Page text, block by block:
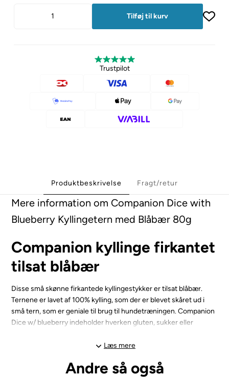
Trustpilot
Produktbeskrivelse Fragt/retur
Mere information om Companion Dice with
Blueberry Kyllingetern med Blåbær 80g
Companion kyllinge firkantet
tilsat blåbær
Disse små skønne firkantede kyllingestykker er tilsat blåbær.
Ternene er lavet af 100% kylling, som der er blevet skåret ud i
små tern, som er geniale til brug til hundetræningen. Companion
Dice w/ blueberry indeholder hverken gluten, sukker eller
Læs mere
Andre så også